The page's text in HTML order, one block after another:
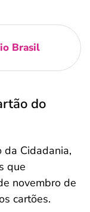
Brasil
do
da Cidadania,
que
novembro de
cartões.